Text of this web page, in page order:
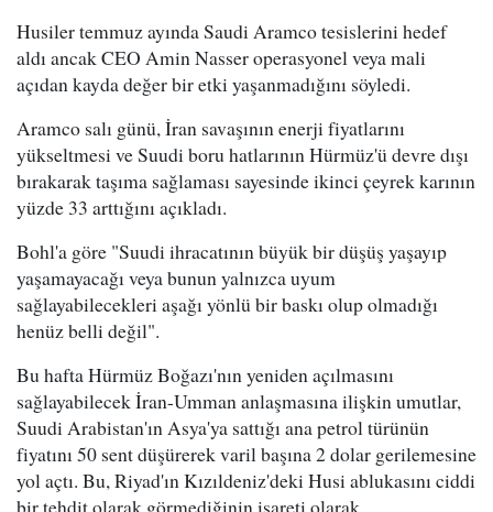
Husiler temmuz ayında Saudi Aramco tesislerini hedef
aldı ancak CEO Amin Nasser operasyonel veya mali
açıdan kayda değer bir etki yaşanmadığını söyledi.
Aramco salı günü, İran savaşının enerji fiyatlarını
yükseltmesi ve Suudi boru hatlarının Hürmüz'ü devre dışı
bırakarak taşıma sağlaması sayesinde ikinci çeyrek karının
yüzde 33 arttığını açıkladı.
Bohl'a göre "Suudi ihracatının büyük bir düşüş yaşayıp
yaşamayacağı veya bunun yalnızca uyum
sağlayabilecekleri aşağı yönlü bir baskı olup olmadığı
henüz belli değil".
Bu hafta Hürmüz Boğazı'nın yeniden açılmasını
sağlayabilecek İran-Umman anlaşmasına ilişkin umutlar,
Suudi Arabistan'ın Asya'ya sattığı ana petrol türünün
fiyatını 50 sent düşürerek varil başına 2 dolar gerilemesine
yol açtı. Bu, Riyad'ın Kızıldeniz'deki Husi ablukasını ciddi